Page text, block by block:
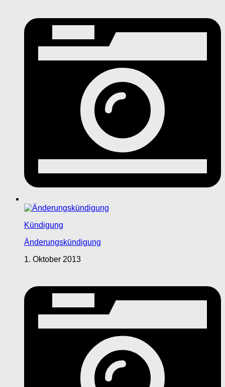
Kündigung
Änderungskündigung
1. Oktober 2013